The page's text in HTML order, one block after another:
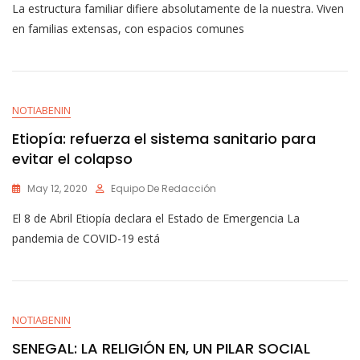
La estructura familiar difiere absolutamente de la nuestra. Viven
en familias extensas, con espacios comunes
NOTIABENIN
Etiopía: refuerza el sistema sanitario para
evitar el colapso
May 12, 2020 Equipo De Redacción
El 8 de Abril Etiopía declara el Estado de Emergencia La
pandemia de COVID-19 está
NOTIABENIN
SENEGAL: LA RELIGIÓN EN, UN PILAR SOCIAL